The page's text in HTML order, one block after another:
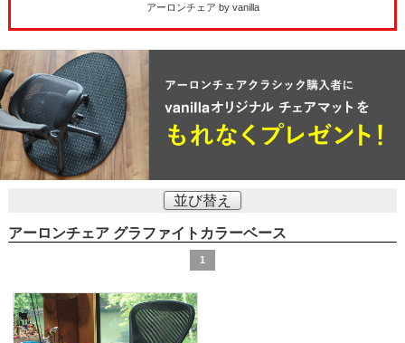
アーロンチェア by vanilla
並び替え
アーロンチェア グラファイトカラーベース
1